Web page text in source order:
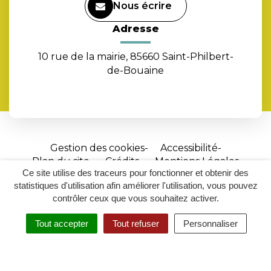
Ce site utilise des traceurs pour fonctionner et obtenir des
statistiques d'utilisation afin améliorer l'utilisation, vous pouvez
contrôler ceux que vous souhaitez activer.
Tout accepter Tout refuser Personnaliser
RECHERCHER
ACCESSIBILITÉ
Nous écrire
Adresse
10 rue de la mairie, 85660 Saint-Philbert-
de-Bouaine
Gestion des cookies
Accessibilité
Plan du site
Crédits
Mentions Légales
Site
réalisé
par
Inovagora